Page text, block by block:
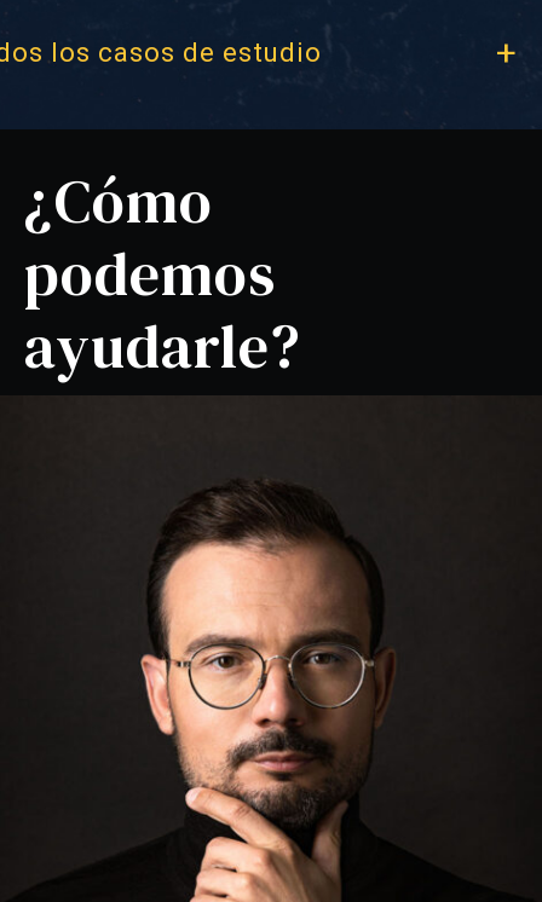
delitos contra la administración de justicia
sistema inquisitivo en muchos países,
derecho a un juicio justo (garantizado por
el CEDH), incluyendo defensa letrada,
derecho a ser oído y juicio público en plazo
razonable;
prohibición de doble enjuiciamiento por el
mismo hecho (non bis in idem);
derecho a recurrir condenas y penas ante
tribunales superiores.
los casos de estudio
¿Cómo
podemos
ayudarle?